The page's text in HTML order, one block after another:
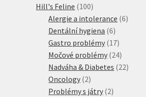
Hill's Feline 100100
produktů
Alergie a intolerance 66
Dentální hygiena 66
produktů
Gastro problémy 1717
produktů
Močové problémy 2424
produktů
Nadváha & Diabetes 2222
Oncology 22
produkty
Problémy s játry 22